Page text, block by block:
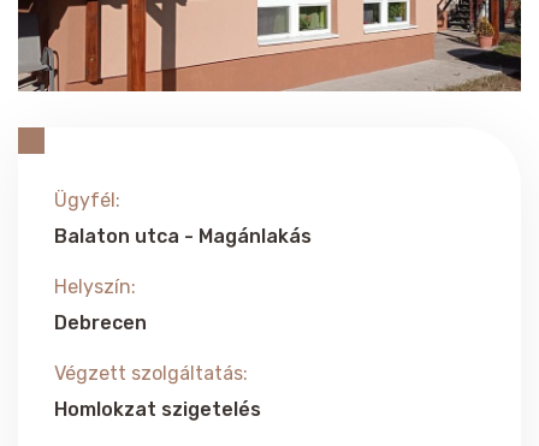
Ügyfél:
Balaton utca - Magánlakás
Helyszín:
Debrecen
Végzett szolgáltatás:
Homlokzat szigetelés